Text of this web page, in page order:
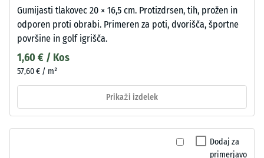
Gumijasti tlakovec 20 × 16,5 cm. Protizdrsen, tih, prožen in
odporen proti obrabi. Primeren za poti, dvorišča, športne
površine in golf igrišča.
1,60 € / Kos
57,60 € / m²
Prikaži izdelek
Dodaj za
primerjavo